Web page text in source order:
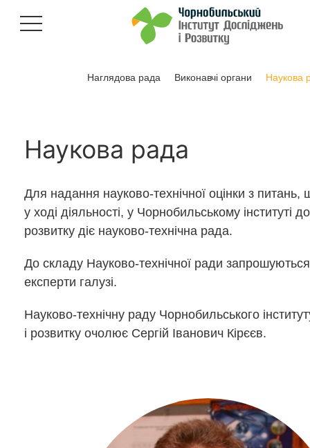
Наглядова рада Виконавчі органи Наукова
Наукова рада
Для надання науково-технічної оцінки з
у ході діяльності, у Чорнобильському інституті
розвитку діє науково-технічна рада.
До складу Науково-технічної ради запрошуються
експерти галузі.
Науково-технічну раду Чорнобильського
і розвитку очолює Сергій Іванович Кірєєв.